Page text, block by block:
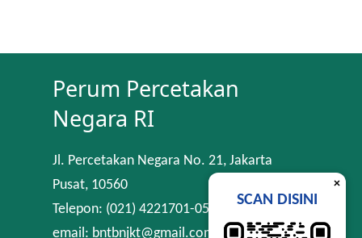
Perum Percetakan
Negara RI
Jl. Percetakan Negara No. 21, Jakarta
Pusat, 10560
Telepon: (021) 4221701-05
email: bntbnjkt@gmail.com
×
SCAN DISINI